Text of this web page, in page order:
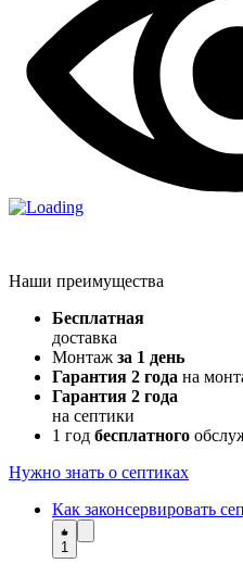
Наши преимущества
Бесплатная
доставка
Монтаж за 1 день
Гарантия 2 года на
Гарантия 2 года
на септики
1 год бесплатного
Нужно знать о септиках
Как законсервировать
1